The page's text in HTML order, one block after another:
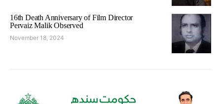
16th Death Anniversary of Film Director
Pervaiz Malik Observed
November 18, 2024